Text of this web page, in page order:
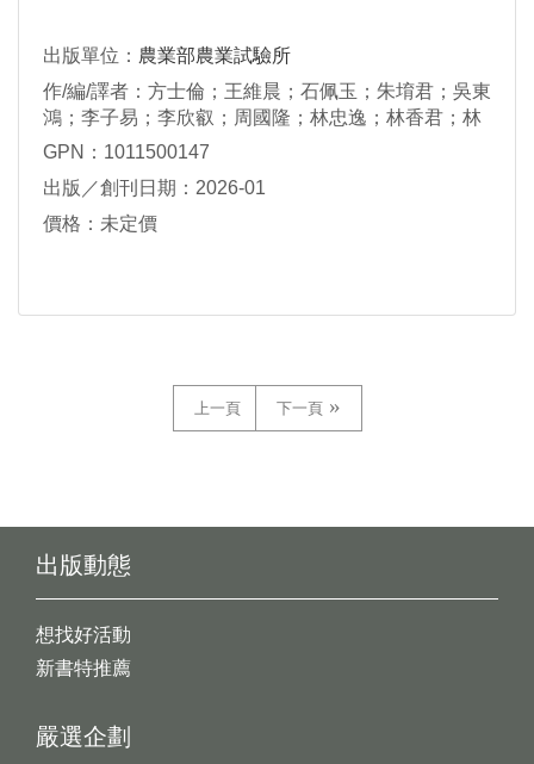
出版單位： 農業部農業試驗所
作/編/譯者：方士倫；王維晨；石佩玉；朱堉君；吳東
鴻；李子易；李欣叡；周國隆；林忠逸；林香君；林
詠洲；侯惠盈；侯雅玲；高碧霜；張倚瓏；張庭禎；
倫；楊智哲；廖勁穎；廖崇億；劉啟祥；劉滄棽；蔡
正賢；蔡秉芸；蔡璿如；蔡耀賢；鄭智允；錢昌聖；
GPN：1011500147
出版／創刊日期：2026-01
價格：未定價
上一頁 下一頁
出版動態
想找好活動
新書特推薦
嚴選企劃